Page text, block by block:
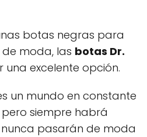
botas negras para
moda, las botas Dr.
una excelente opción.
un mundo en constante
siempre habrá
pasarán de moda